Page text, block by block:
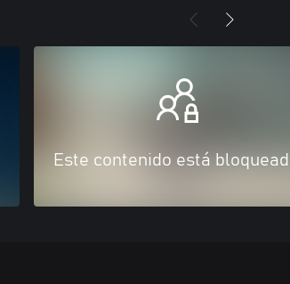
Este contenido está